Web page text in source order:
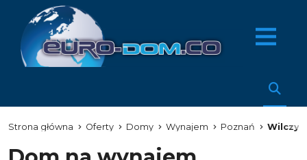
Strona główna Oferty Domy Wynajem Poznań Wilczy